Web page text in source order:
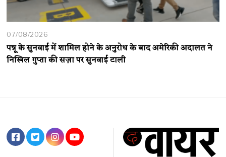
07/08/2026
पन्नू के सुनवाई में शामिल होने के अनुरोध के बाद अमेरिकी अदालत ने
निखिल गुप्ता की सज़ा पर सुनवाई टाली